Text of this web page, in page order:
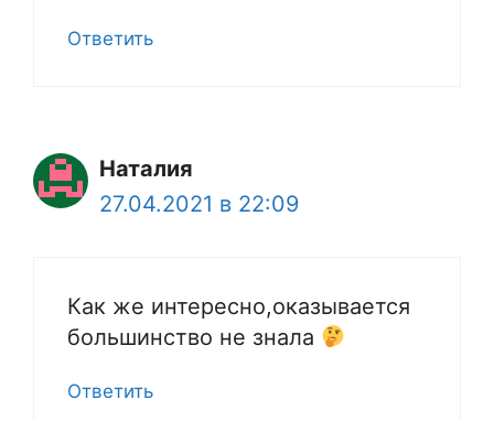
Ответить
Наталия
27.04.2021 в 22:09
Как же интересно,оказывается
большинство не знала
Ответить